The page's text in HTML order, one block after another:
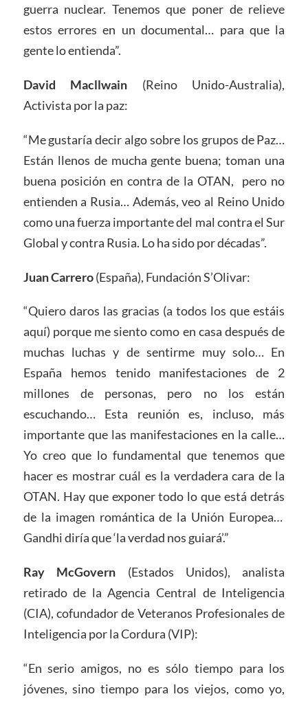
guerra nuclear. Tenemos que poner de relieve
estos errores en un documental… para que la
gente lo entienda”.
David Macllwain (Reino Unido-Australia),
Activista por la paz:
“Me gustaría decir algo sobre los grupos de Paz…
Están llenos de mucha gente buena; toman una
buena posición en contra de la OTAN, pero no
entienden a Rusia… Además, veo al Reino Unido
como una fuerza importante del mal contra el Sur
Global y contra Rusia. Lo ha sido por décadas”.
Juan Carrero(España), Fundación S’Olivar:
“Quiero daros las gracias (a todos los que estáis
aquí) porque me siento como en casa después de
muchas luchas y de sentirme muy solo… En
España hemos tenido manifestaciones de 2
millones de personas, pero no los están
escuchando… Esta reunión es, incluso, más
importante que las manifestaciones en la calle…
Yo creo que lo fundamental que tenemos que
hacer es mostrar cuál es la verdadera cara de la
OTAN. Hay que exponer todo lo que está detrás
de la imagen romántica de la Unión Europea…
Gandhi diría que ‘la verdad nos guiará’.”
Ray McGovern (Estados Unidos), analista
retirado de la Agencia Central de Inteligencia
(CIA), cofundador de Veteranos Profesionales de
Inteligencia por la Cordura (VIP):
“En serio amigos, no es sólo tiempo para los
jóvenes, sino tiempo para los viejos, como yo,